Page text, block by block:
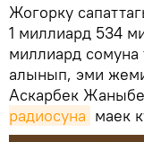
Жогорку
1 миллиард 534
миллиард сомуна
алынып, эми
Аскарбек
радиосуна маек